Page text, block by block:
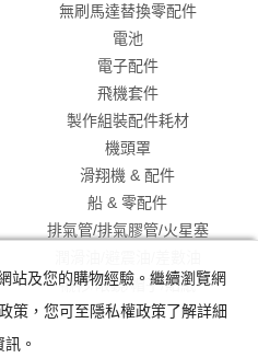
無刷馬達替換零配件
電池
電子配件
飛機套件
製作組裝配件耗材
機頭罩
滑翔機 & 配件
船 & 零配件
排氣管/排氣膠管/火星塞
襯衫/眼鏡/帽子/貼紙
站及您的購物經驗。繼續瀏覽網
策，您可至隱私權政策了解詳細
訊。